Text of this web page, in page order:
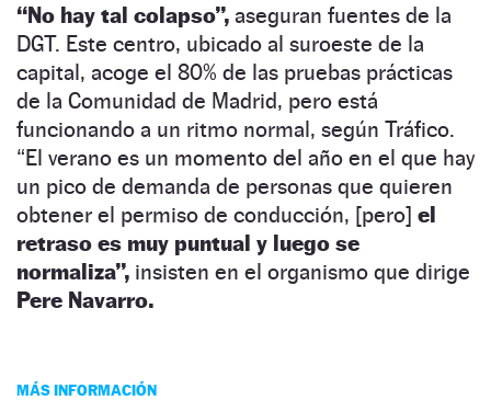
“No hay tal colapso”, aseguran fuentes de la
DGT. Este centro, ubicado al suroeste de la
capital, acoge el 80% de las pruebas prácticas
de la Comunidad de Madrid, pero está
funcionando a un ritmo normal, según Tráfico.
“El verano es un momento del año en el que hay
un pico de demanda de personas que quieren
obtener el permiso de conducción, [pero] el
retraso es muy puntual y luego se
normaliza”, insisten en el organismo que dirige
Pere Navarro.
MÁS INFORMACIÓN